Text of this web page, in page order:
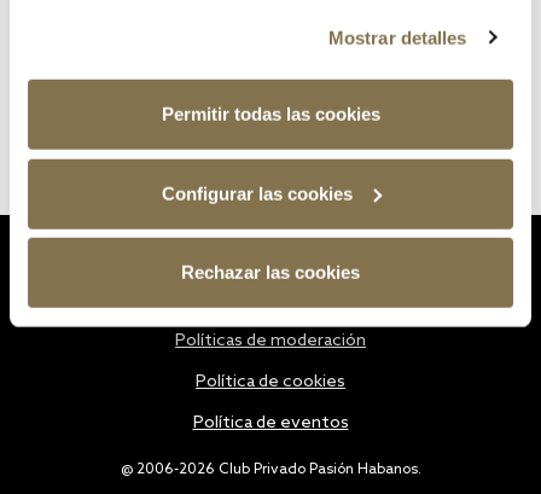
Mostrar detalles
Permitir todas las cookies
Configurar las cookies
Rechazar las cookies
@ 2006-2026 Club Privado Pasión Habanos.
Políticas de moderación
Política de cookies
Política de eventos